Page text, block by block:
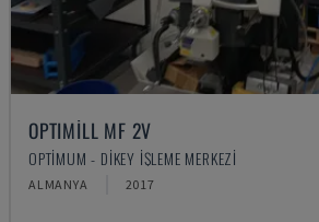
OPTIMILL MF 2V
OPTIMUM - DIKEY İŞLEME MERKEZI
ALMANYA 2017